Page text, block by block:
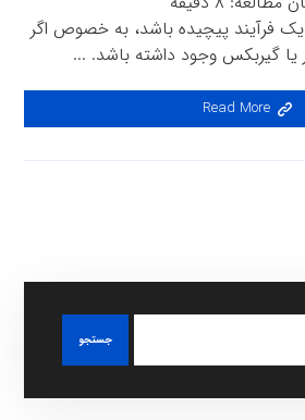
می تواند یک فرآیند پیچیده باشد، به خصوص اگر
یا گیربکس وجود داشته باشد. ...
Read More
جستجو